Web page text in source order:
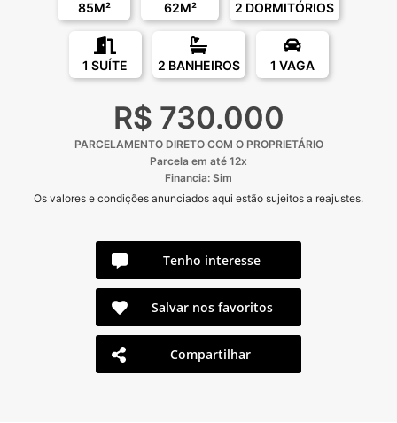
85M² 62M² 2 DORMITÓRIOS
1 SUÍTE 2 BANHEIROS 1 VAGA
R$ 730.000
PARCELAMENTO DIRETO COM O PROPRIETÁRIO
Parcela em até 12x
Financia: Sim
Os valores e condições anunciados aqui estão sujeitos a reajustes.
Tenho interesse
Salvar nos favoritos
Compartilhar